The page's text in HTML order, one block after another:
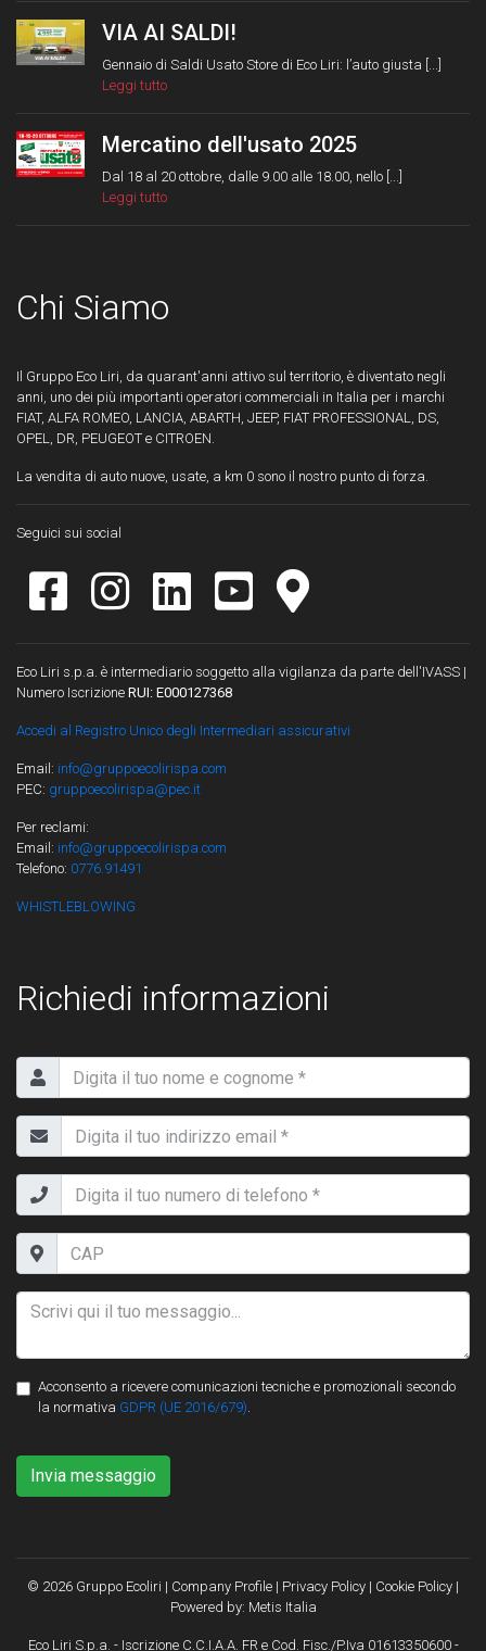
VIA AI SALDI!
Gennaio di Saldi Usato Store di Eco Liri: l’auto giusta [...]
Leggi tutto
Mercatino dell'usato 2025
Dal 18 al 20 ottobre, dalle 9.00 alle 18.00, nello [...]
Leggi tutto
Chi Siamo
Il Gruppo Eco Liri, da quarant'anni attivo sul territorio, è diventato negli
anni, uno dei più importanti operatori commerciali in Italia per i marchi
FIAT, ALFA ROMEO, LANCIA, ABARTH, JEEP, FIAT PROFESSIONAL, DS,
OPEL, DR, PEUGEOT e CITROEN.
La vendita di auto nuove, usate, a km 0 sono il nostro punto di forza.
Seguici sui social
Eco Liri s.p.a. è intermediario soggetto alla vigilanza da parte dell'IVASS |
Numero Iscrizione RUI: E000127368
Accedi al Registro Unico degli Intermediari assicurativi
Email: info@gruppoecolirispa.com
PEC: gruppoecolirispa@pec.it
Per reclami:
Email: info@gruppoecolirispa.com
Telefono: 0776.91491
WHISTLEBLOWING
Richiedi informazioni
Acconsento a ricevere comunicazioni tecniche e promozionali secondo
la normativa GDPR (UE 2016/679).
Invia messaggio
© 2026 Gruppo Ecoliri | Company Profile | Privacy Policy | Cookie Policy |
Powered by: Metis Italia
Eco Liri S.p.a. - Iscrizione C.C.I.A.A. FR e Cod. Fisc./P.Iva 01613350600 -